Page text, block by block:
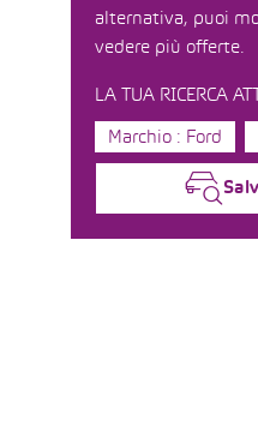
alternativa, puoi
vedere più offerte.
LA TUA RICERCA
Marchio : Ford